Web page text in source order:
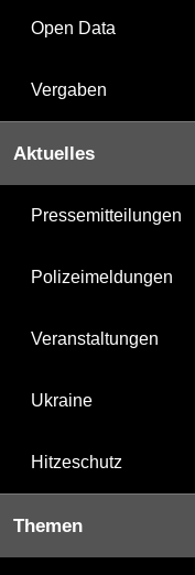
Open Data
Vergaben
Aktuelles
Pressemitteilungen
Polizeimeldungen
Veranstaltungen
Ukraine
Hitzeschutz
Themen